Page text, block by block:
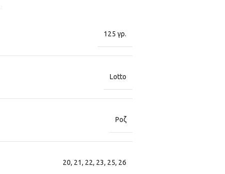
125 γρ.
Lotto
Ροζ
20, 21, 22, 23, 25, 26